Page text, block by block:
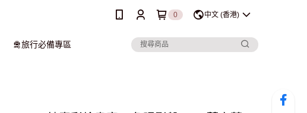
0 中文 (香港)
🛅旅行必備專區